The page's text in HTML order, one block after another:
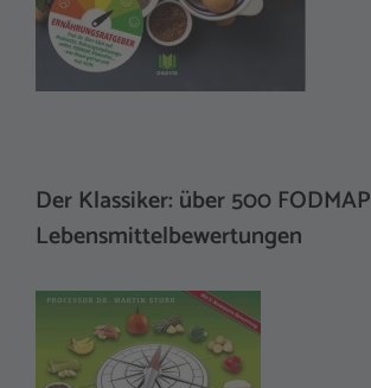
Der Klassiker: über 500 FODMAP
Lebensmittelbewertungen